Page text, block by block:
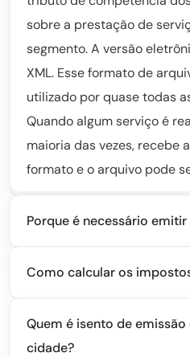
sobre a prestação de
segmento. A versão
XML. Esse formato de
utilizado por quase todas
Quando algum serviço é
maioria das vezes, recebe
formato e o arquivo pode
Porque é necessário emitir
Como calcular os
Quem é isento de
cidade?